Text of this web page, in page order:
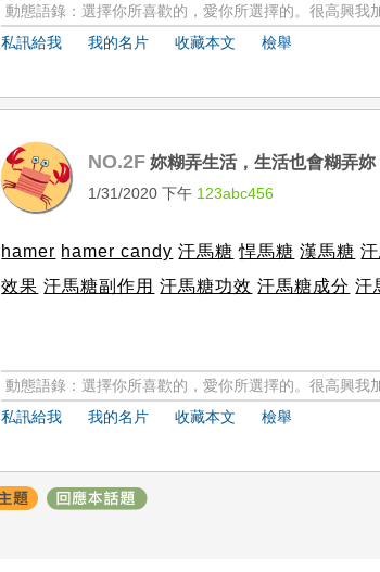
動態語錄：選擇你所喜歡的，愛你所選擇的。很高興我
私訊給我
我的名片 收藏本文 檢舉
NO.2F 妳糊弄生活，生活也會糊弄妳
1/31/2020 下午 123abc456
hamer hamer candy 汗馬糖 悍馬糖 漢馬糖
效果 汗馬糖副作用 汗馬糖功效 汗馬糖成分 汗
動態語錄：選擇你所喜歡的，愛你所選擇的。很高興我
私訊給我
我的名片 收藏本文 檢舉